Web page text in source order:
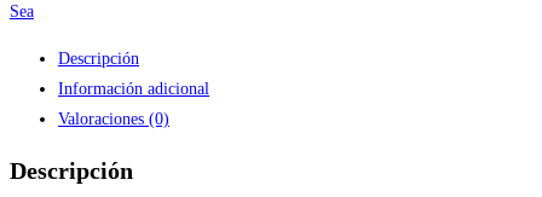
Sea
Descripción
Información adicional
Valoraciones (0)
Descripción